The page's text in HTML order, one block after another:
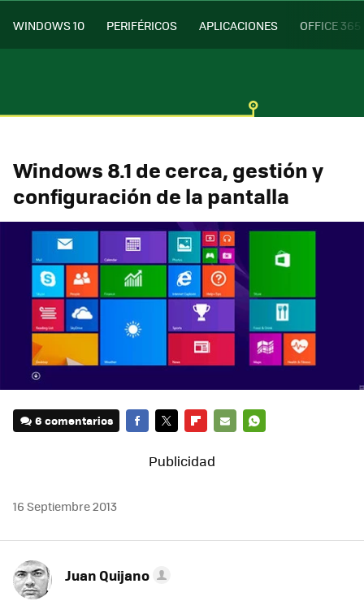
WINDOWS 10 PERIFÉRICOS APLICACIONES OFFICE 365
Windows 8.1 de cerca, gestión y
configuración de la pantalla
6 comentarios
MAIL
16 Septiembre 2013
Juan Quijano